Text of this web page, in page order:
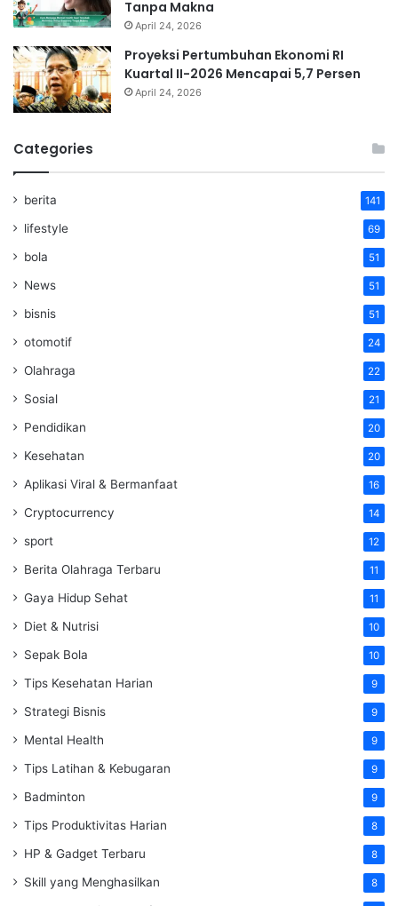
Tanpa Makna
April 24, 2026
Proyeksi Pertumbuhan Ekonomi RI
Kuartal II-2026 Mencapai 5,7 Persen
April 24, 2026
Categories
berita 141
lifestyle 69
bola 51
News 51
bisnis 51
otomotif 24
Olahraga 22
Sosial 21
Pendidikan 20
Kesehatan 20
Aplikasi Viral & Bermanfaat 16
Cryptocurrency 14
sport 12
Berita Olahraga Terbaru 11
Gaya Hidup Sehat 11
Diet & Nutrisi 10
Sepak Bola 10
Tips Kesehatan Harian 9
Strategi Bisnis 9
Mental Health 9
Tips Latihan & Kebugaran 9
Badminton 9
Tips Produktivitas Harian 8
HP & Gadget Terbaru 8
Skill yang Menghasilkan 8